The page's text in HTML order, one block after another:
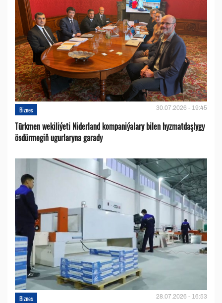
Biznes 30.07.2026 - 19:45
Türkmen wekiliýeti Niderland kompaniýalary bilen hyzmatdaşlygy
ösdürmegiň ugurlaryna garady
Biznes 28.07.2026 - 16:53